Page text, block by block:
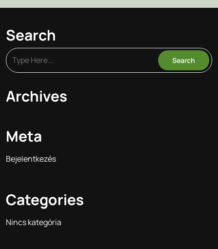
Search
Archives
Meta
Bejelentkezés
Categories
Nincs kategória